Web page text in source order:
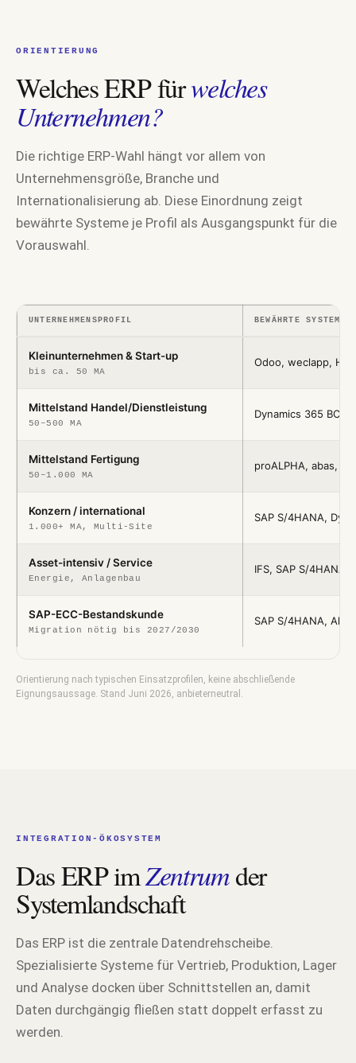
ORIENTIERUNG
Welches ERP fürwelches
Unternehmen?
Die richtige ERP-Wahl hängt vor allem von
Unternehmensgröße, Branche und
Internationalisierung ab. Diese Einordnung zeigt
bewährte Systeme je Profil als Ausgangspunkt für die
Vorauswahl.
UNTERNEHMENSPROFIL BEWÄHRTE SYSTEME
Kleinunternehmen & Start-up
bis ca. 50 MA
Odoo, weclapp,
Mittelstand Handel/Dienstleistung
50–500 MA
Dynamics 365 BC,
Mittelstand Fertigung
50–1.000 MA
proALPHA, abas,
Konzern / international
1.000+ MA, Multi-Site
SAP S/4HANA,
Asset-intensiv / Service
Energie, Anlagenbau
IFS, SAP S/4HANA
SAP-ECC-Bestandskunde
Migration nötig bis 2027/2030
SAP S/4HANA,
Orientierung nach typischen Einsatzprofilen, keine abschließende
Eignungsaussage. Stand Juni 2026, anbieterneutral.
INTEGRATION-ÖKOSYSTEM
Das ERP imZentrumder
Systemlandschaft
Das ERP ist die zentrale Datendrehscheibe.
Spezialisierte Systeme für Vertrieb, Produktion, Lager
und Analyse docken über Schnittstellen an, damit
Daten durchgängig fließen statt doppelt erfasst zu
werden.